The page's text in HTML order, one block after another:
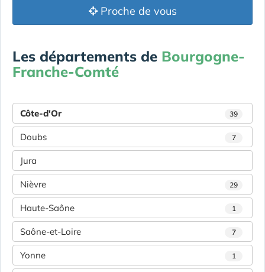
Proche de vous
Les départements de Bourgogne-
Franche-Comté
Côte-d'Or 39
Doubs 7
Jura
Nièvre 29
Haute-Saône 1
Saône-et-Loire 7
Yonne 1